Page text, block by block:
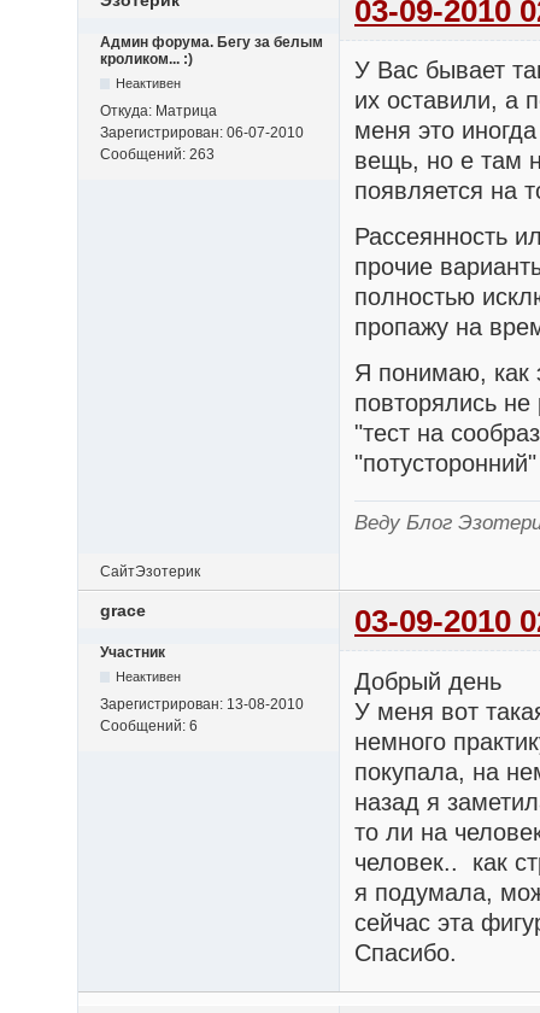
03-09-2010
Админ форума. Бегу за белым
кроликом... :)
Неактивен
Откуда: Матрица
Зарегистрирован: 06-07-2010
Сообщений: 263
У Вас бывает
их оставили, а
меня это
вещь, но е там
появляется на
Рассеянность
прочие
полностью
пропажу на
Я понимаю, как
повторялись не
"тест на
Веду Блог
СайтЭзотерик
grace 03-09-2010
Участник
Неактивен
Зарегистрирован: 13-08-2010
Сообщений: 6
Добрый день
У меня вот
немного
покупала, на
назад я
то ли на
человек.. как
я подумала,
сейчас эта
Спасибо.